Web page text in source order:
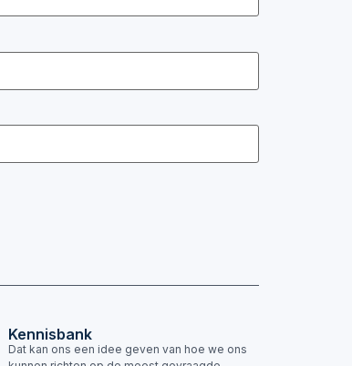
Kennisbank
Dat kan ons een idee geven van hoe we ons